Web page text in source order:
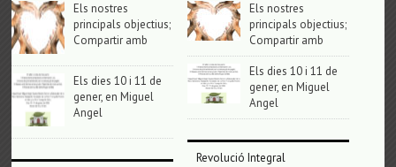
Els nostres
principals objectius;
Compartir amb
Els dies 10 i 11 de
gener, en Miguel
Angel
Els nostres
principals objectius;
Compartir amb
Els dies 10 i 11 de
gener, en Miguel
Angel
Revolució Integral